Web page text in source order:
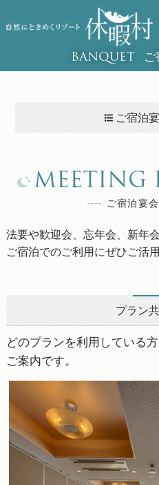
BANQUET ご
ご宿泊
MEETING
ご宿泊宴
法要や歓迎会、忘年会、新年
ご宿泊でのご利用にぜひご活
プラン
どのプランを利用している
ご案内です。